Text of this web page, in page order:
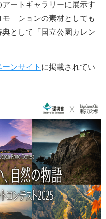
ートギャラリーに展示す
ーションの素材としても
として「国立公園カレン
ンサイト に掲載されてい